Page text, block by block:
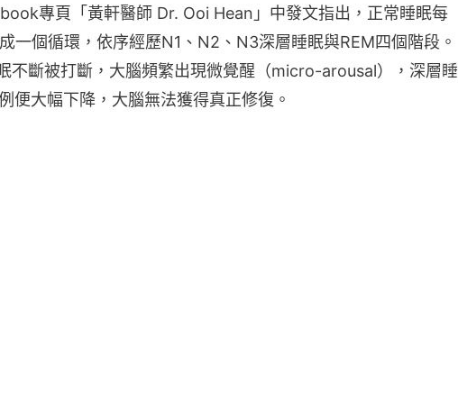
專頁「黃軒醫師 Dr. Ooi Hean」中發文指出，正常睡眠每
一個循環，依序經歷N1、N2、N3深層睡眠與REM四個階段。
不斷被打斷，大腦頻繁出現微覺醒（micro-arousal），深層睡
便大幅下降，大腦無法獲得真正修復。